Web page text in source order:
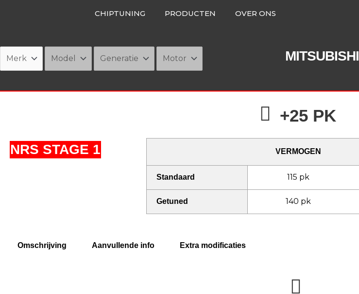
CHIPTUNING PRODUCTEN OVER ONS
MITSUBISHI
NRS STAGE 1
+25 PK
VERMOGEN
Standaard 115 pk
Getuned 140 pk
Omschrijving Aanvullende info Extra modificaties